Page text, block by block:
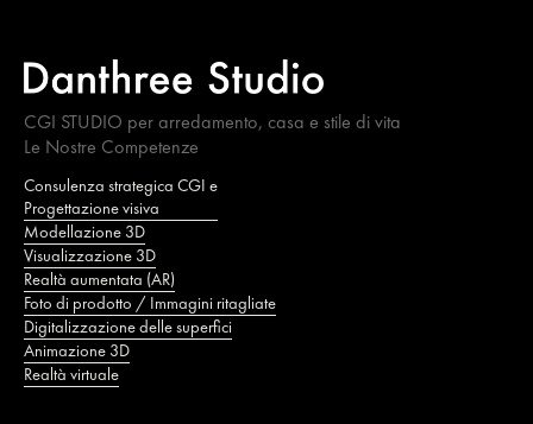
CGI STUDIO per arredamento, casa e stile di vita
Le Nostre Competenze
Consulenza strategica CGI e
Progettazione visiva
Modellazione 3D
Visualizzazione 3D
Realtà aumentata (AR)
Foto di prodotto / Immagini ritagliate
Digitalizzazione delle superfici
Animazione 3D
Realtà virtuale